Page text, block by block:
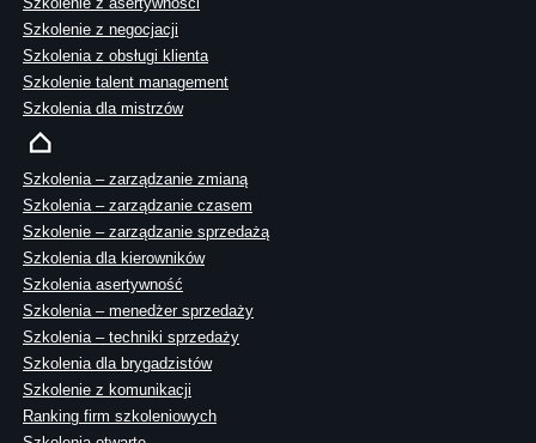
Szkolenie z negocjacji
Szkolenia z obsługi klienta
Szkolenie talent management
Szkolenia dla mistrzów
Szkolenia – zarządzanie zmianą
Szkolenia – zarządzanie czasem
Szkolenie – zarządzanie sprzedażą
Szkolenia dla kierowników
Szkolenia asertywność
Szkolenia – menedżer sprzedaży
Szkolenia – techniki sprzedaży
Szkolenia dla brygadzistów
Szkolenie z komunikacji
Ranking firm szkoleniowych